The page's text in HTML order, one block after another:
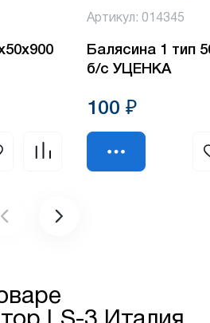
Артикул: 014345
Балясина 1 тип
б/с УЦЕНКА
100 ₽